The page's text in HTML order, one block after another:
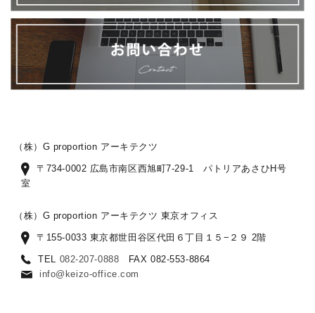
（株）G proportion アーキテクツ
〒734-0002 広島市南区西旭町7-29-1 パトリアあさひH号
室
（株）G proportion アーキテクツ 東京オフィス
〒155-0033 東京都世田谷区代田６丁目１５−２９ 2階
TEL 082-207-0888 FAX 082-553-8864
info@keizo-office.com